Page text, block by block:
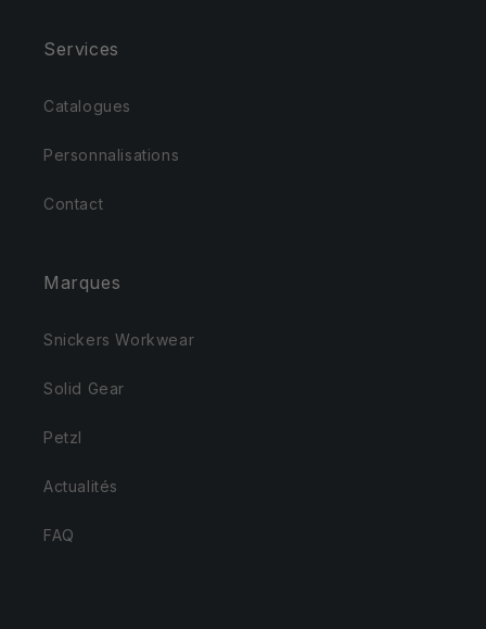
Services
Catalogues
Personnalisations
Contact
Marques
Snickers Workwear
Solid Gear
Petzl
Actualités
FAQ